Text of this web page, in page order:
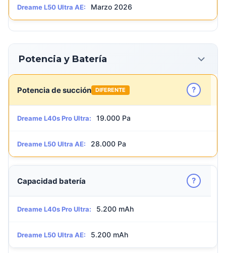
Dreame L50 Ultra AE: Marzo 2026
Potencia y Batería
Potencia de succión DIFERENTE ?
Dreame L40s Pro Ultra: 19.000 Pa
Dreame L50 Ultra AE: 28.000 Pa
Capacidad batería ?
Dreame L40s Pro Ultra: 5.200 mAh
Dreame L50 Ultra AE: 5.200 mAh